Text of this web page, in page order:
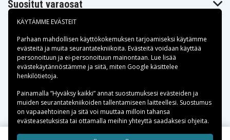
Suositut varaosat
Maksuvaihtoehdot
Toimitusvaihtoehdot
KÄYTÄMME EVÄSTEIT
Parhaan mahdollisen käyttökokemuksen tarjoamiseksi käytämme
evästeitä ja muita seurantatekniikoita. Evästeitä voidaan käyttää
personoituun ja ei-personoituun mainontaan. Lue lisää
evästekäytännöstämme ja siitä, miten Google käsittelee
henkilötietoja.
Painamalla ”Hyväksy kaikki” annat suostumuksesi evästeiden ja
muiden seurantatekniikoiden tallentamiseen laitteellesi. Suostumus
on vapaaehtoinen ja sitä voi muuttaa milloin tahansa
evästeasetuksista tai ottamalla meihin yhteyttä saadaksesi ohjeita.